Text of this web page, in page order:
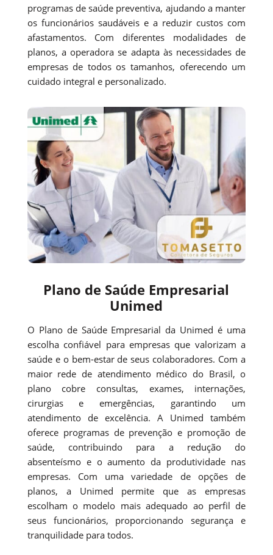
programas de saúde preventiva, ajudando a manter
os funcionários saudáveis e a reduzir custos com
afastamentos. Com diferentes modalidades de
planos, a operadora se adapta às necessidades de
empresas de todos os tamanhos, oferecendo um
cuidado integral e personalizado.
Plano de Saúde Empresarial
Unimed
O Plano de Saúde Empresarial da Unimed é uma
escolha confiável para empresas que valorizam a
saúde e o bem-estar de seus colaboradores. Com a
maior rede de atendimento médico do Brasil, o
plano cobre consultas, exames, internações,
cirurgias e emergências, garantindo um
atendimento de excelência. A Unimed também
oferece programas de prevenção e promoção de
saúde, contribuindo para a redução do
absenteísmo e o aumento da produtividade nas
empresas. Com uma variedade de opções de
planos, a Unimed permite que as empresas
escolham o modelo mais adequado ao perfil de
seus funcionários, proporcionando segurança e
tranquilidade para todos.